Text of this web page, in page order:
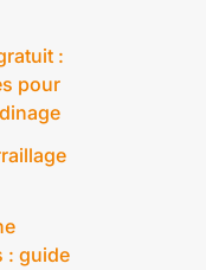
:
pour
: guide